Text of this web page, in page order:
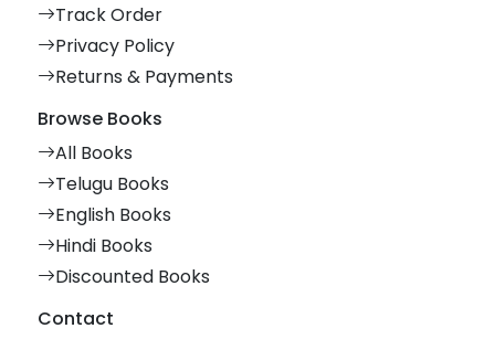
Track Order
Privacy Policy
Returns & Payments
Browse Books
All Books
Telugu Books
English Books
Hindi Books
Discounted Books
Contact